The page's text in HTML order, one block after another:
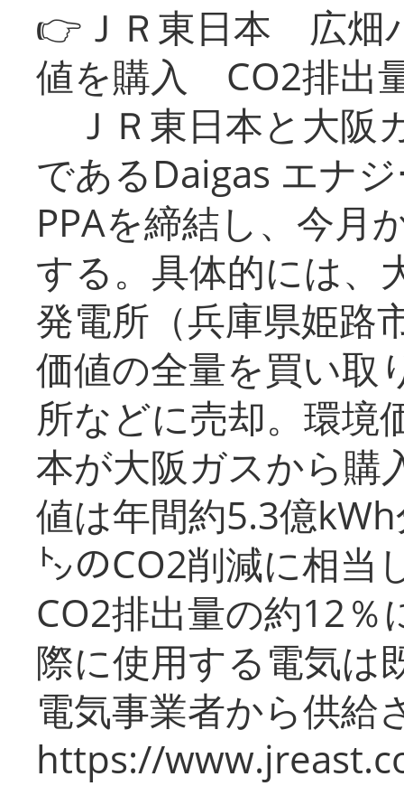
👉ＪＲ東日本 広畑
値を購入 CO2排出
ＪＲ東日本と大阪
であるDaigas エナ
PPAを締結し、今月
する。具体的には、
発電所（兵庫県姫路
価値の全量を買い取
所などに売却。環境
本が大阪ガスから購
値は年間約5.3億
㌧のCO2削減に相当
CO2排出量の約12％
際に使用する電気は
電気事業者から供給
https://